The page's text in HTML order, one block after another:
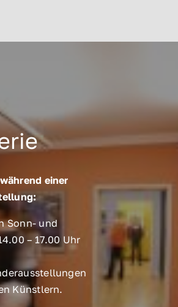
einer
Sonn- und
– 17.00 Uhr
Künstlern.